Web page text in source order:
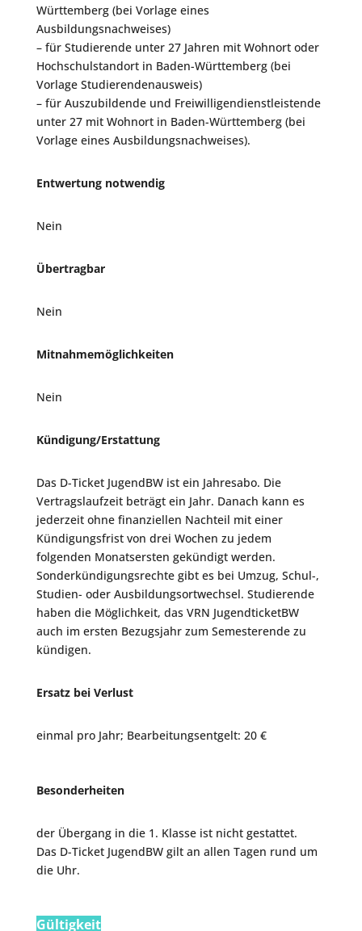
Württemberg (bei Vorlage eines
Ausbildungsnachweises)
– für Studierende unter 27 Jahren mit Wohnort oder
Hochschulstandort in Baden-Württemberg (bei
Vorlage Studierendenausweis)
– für Auszubildende und Freiwilligendienstleistende
unter 27 mit Wohnort in Baden-Württemberg (bei
Vorlage eines Ausbildungsnachweises).
Entwertung notwendig
Nein
Übertragbar
Nein
Mitnahmemöglichkeiten
Nein
Kündigung/Erstattung
Das D-Ticket JugendBW ist ein Jahresabo. Die
Vertragslaufzeit beträgt ein Jahr. Danach kann es
jederzeit ohne finanziellen Nachteil mit einer
Kündigungsfrist von drei Wochen zu jedem
folgenden Monatsersten gekündigt werden.
Sonderkündigungsrechte gibt es bei Umzug, Schul-,
Studien- oder Ausbildungsortwechsel. Studierende
haben die Möglichkeit, das VRN JugendticketBW
auch im ersten Bezugsjahr zum Semesterende zu
kündigen.
Ersatz bei Verlust
einmal pro Jahr; Bearbeitungsentgelt: 20 €
Besonderheiten
der Übergang in die 1. Klasse ist nicht gestattet.
Das D-Ticket JugendBW gilt an allen Tagen rund um
die Uhr.
Gültigkeit